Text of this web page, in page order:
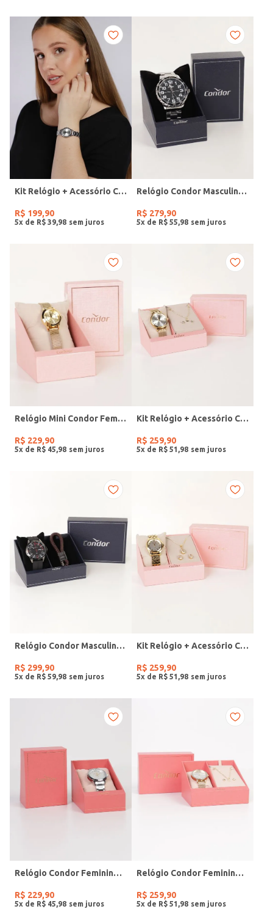
Kit Relógio + Acessório Condor Feminino PRATA
R$ 199,90
5x de R$ 39 98
Relógio Condor Masculino PRATA
R$ 279,90
5x de R$ 55 98
Relógio Mini Condor Feminino DOURADO
R$ 229,90
5x de R$ 45 98
Kit Relógio + Acessório Condor Feminino DOURADO
R$ 259,90
5x de R$ 51 98
Relógio Condor Masculino PRETO
R$ 299,90
5x de R$ 59 98
Kit Relógio + Acessório Condor Feminino DOURADO
R$ 259,90
5x de R$ 51 98
Relógio Condor Feminino PRATA
R$ 229,90
5x de R$ 45 98
Relógio Condor Feminino DOURADO
R$ 259,90
5x de R$ 51 98